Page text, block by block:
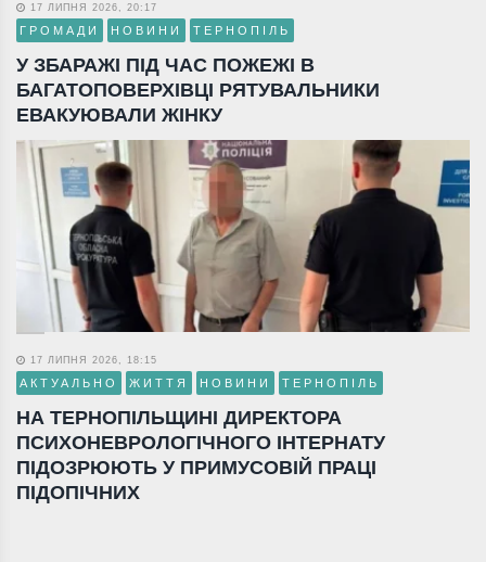
17 ЛИПНЯ 2026, 20:17
ГРОМАДИ НОВИНИ ТЕРНОПІЛЬ
У ЗБАРАЖІ ПІД ЧАС ПОЖЕЖІ В
БАГАТОПОВЕРХІВЦІ РЯТУВАЛЬНИКИ
ЕВАКУЮВАЛИ ЖІНКУ
17 ЛИПНЯ 2026, 18:15
АКТУАЛЬНО ЖИТТЯ НОВИНИ ТЕРНОПІЛЬ
НА ТЕРНОПІЛЬЩИНІ ДИРЕКТОРА
ПСИХОНЕВРОЛОГІЧНОГО ІНТЕРНАТУ
ПІДОЗРЮЮТЬ У ПРИМУСОВІЙ ПРАЦІ
ПІДОПІЧНИХ